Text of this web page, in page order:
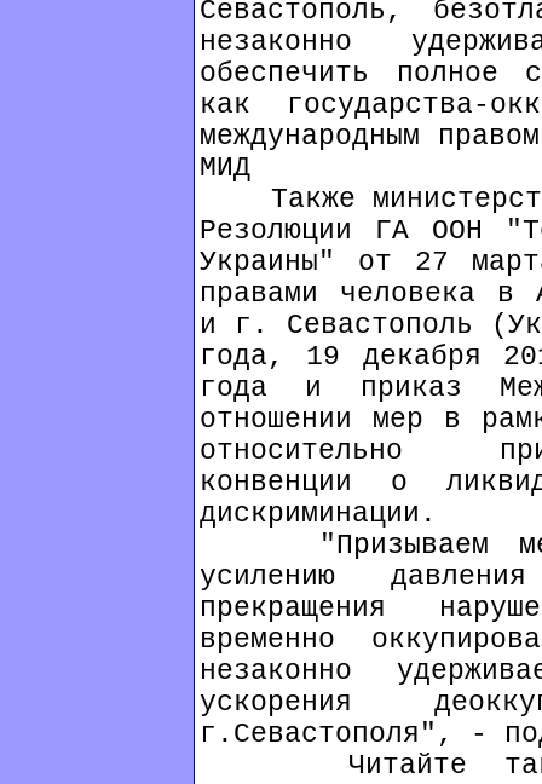
Севастополь,
незаконно
обеспечить полное
как государства-
международным
МИД
Также
Резолюции ГА ООН
Украины" от 27
правами человека в
и г. Севастополь
года, 19 декабря
года и приказ
отношении мер в
относительно
конвенции о
дискриминации.
"Призываем
усилению
прекращения
временно
незаконно
ускорения
г.Севастополя", -
Читайте также: